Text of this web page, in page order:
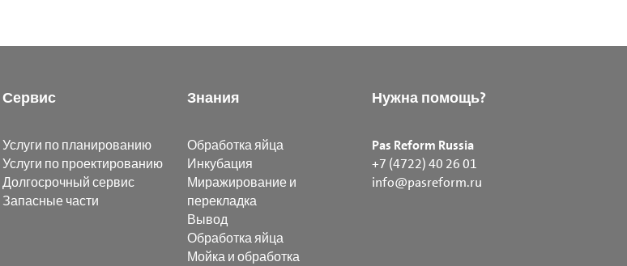
Сервис
Услуги по планированию
Услуги по проектированию
Долгосрочный сервис
Запасные части
Знания
Обработка яйца
Инкубация
Миражирование и
перекладка
Вывод
Обработка яйца
Мойка и обработка
Нужна помощь?
Pas Reform Russia
+7 (4722) 40 26 01
info@pasreform.ru